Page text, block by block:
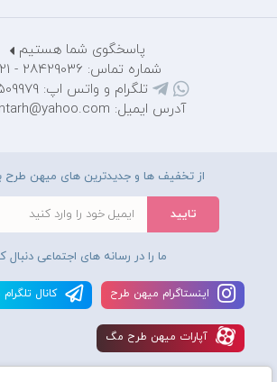
پاسخگوی شما هستیم
شماره تماس: 28429036 - 021
تلگرام و واتس اپ: 09128509979
آدرس ایمیل: mihantarh@yahoo.com
از تخفیف ها و جدیدترین های میهن طرح
ما را در رسانه های اجتماعی دنبال
اينستاگرام ميهن طرح کانال
آپارات ميهن طرح مگ